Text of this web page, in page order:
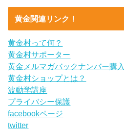
黄金関連リンク！
黄金村って何？
黄金村サポーター
黄金メルマガバックナンバー購入
黄金村ショップとは？
波動学講座
プライバシー保護
facebookページ
twitter